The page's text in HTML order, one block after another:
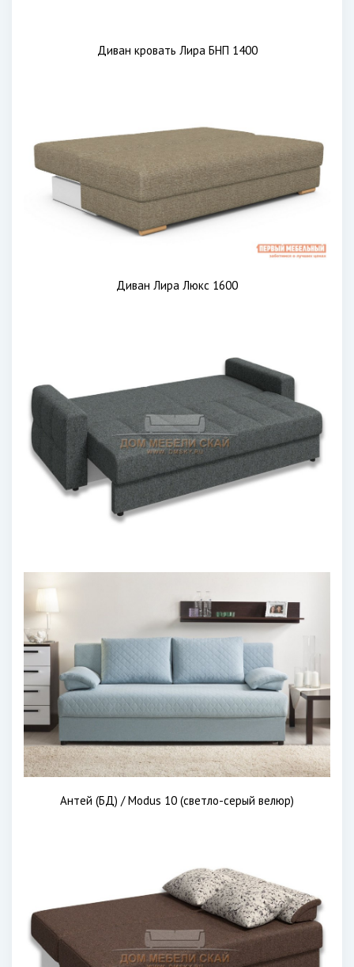
Диван кровать Лира БНП 1400
Диван Лира Люкс 1600
Антей (БД) / Modus 10 (светло-серый велюр)